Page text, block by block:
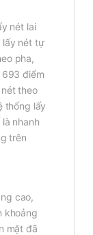
nét lai
lấy nét tự
pha,
693 điểm
theo
thống lấy
nhanh
trên
cao,
khoảng
mặt đã